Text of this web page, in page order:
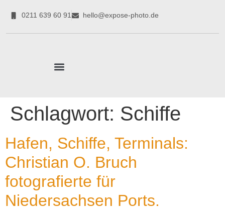
0211 639 60 91 hello@expose-photo.de
Schlagwort: Schiffe
Hafen, Schiffe, Terminals:
Christian O. Bruch
fotografierte für
Niedersachsen Ports.